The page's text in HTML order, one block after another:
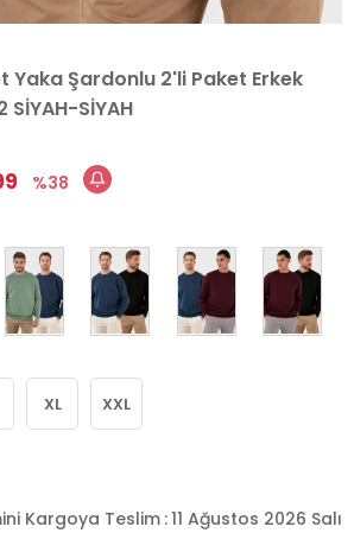
Yaka Şardonlu 2'li Paket Erkek
SİYAH
38
XL XXL
Kargoya Teslim:11 Ağustos 2026 Salı